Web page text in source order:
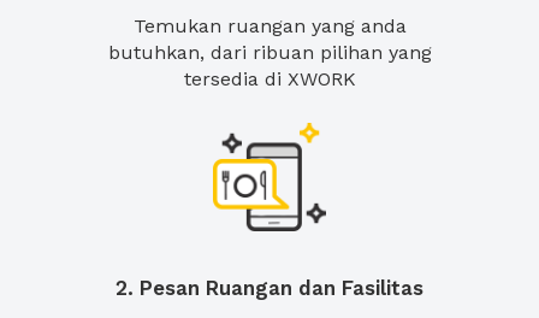
Temukan ruangan yang anda
butuhkan, dari ribuan pilihan yang
tersedia di XWORK
2. Pesan Ruangan dan Fasilitas